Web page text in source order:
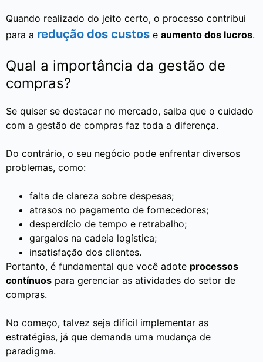
Quando realizado do jeito certo, o processo contribui
para a redução dos custos e aumento dos lucros.
Qual a importância da gestão de
compras?
Se quiser se destacar no mercado, saiba que o cuidado
com a gestão de compras faz toda a diferença.
Do contrário, o seu negócio pode enfrentar diversos
problemas, como:
falta de clareza sobre despesas;
atrasos no pagamento de fornecedores;
desperdício de tempo e retrabalho;
gargalos na cadeia logística;
insatisfação dos clientes.
Portanto, é fundamental que você adote processos
contínuos para gerenciar as atividades do setor de
compras.
No começo, talvez seja difícil implementar as
estratégias, já que demanda uma mudança de
paradigma.